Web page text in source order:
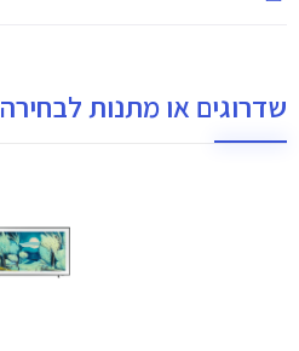
שדרוגים או מתנות לבחירה